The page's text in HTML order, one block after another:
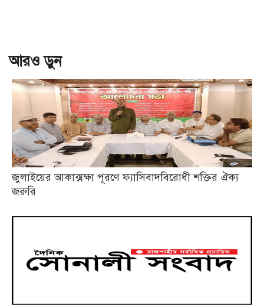
আরও ড়ুন
জুলাইয়ের আকাক্সক্ষা পূরণে ফ্যাসিবাদবিরোধী শক্তির ঐক্য
জরুরি